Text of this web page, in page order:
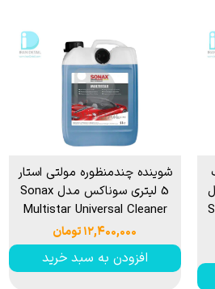
شوینده چندمنظوره مولتی استار
5 لیتری سوناکس مدل Sonax
Multistar Universal Cleaner
۱۲,۴۰۰,۰۰۰ تومان
افزودن به سبد خرید